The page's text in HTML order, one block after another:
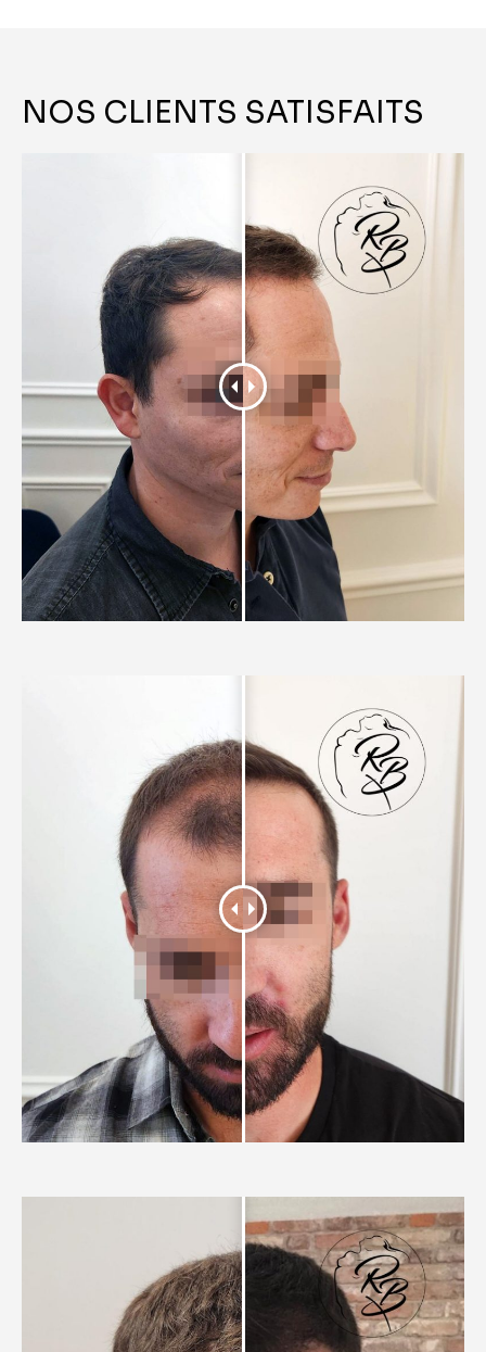
NOS CLIENTS SATISFAITS